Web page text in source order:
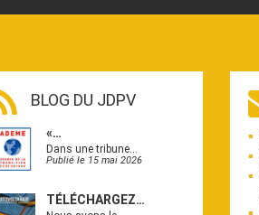
BLOG DU JDPV
«…
Dans une tribune…
Publié le 15 mai 2026
TÉLÉCHARGEZ…